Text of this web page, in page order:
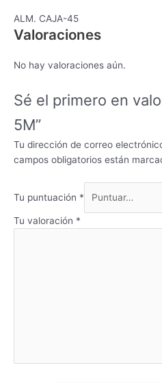
ALM. CAJA-45
Valoraciones
No hay valoraciones aún.
Sé el primero en
5M”
Tu dirección de correo
campos obligatorios están
Tu puntuación *
Tu valoración *